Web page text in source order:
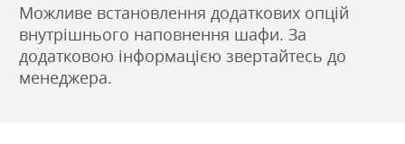
Можливе встановлення додаткових опцій
внутрішнього наповнення шафи. За
додатковою інформацією звертайтесь до
менеджера.